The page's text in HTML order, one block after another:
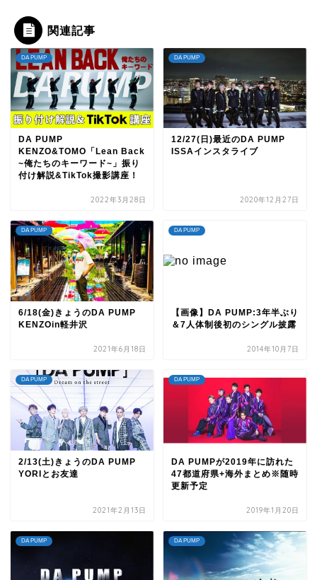
関連記事
DA PUMP
DA PUMP
KENZO&TOMO「Lean Back
~俺たちのキーワード~」振り
付け解説&TikTok撮影講座！
2022年3月28日
DA PUMP
12/27(日)最近のDA PUMP
ISSAインスタライブ
2020年12月27日
DA PUMP
6/18(金)きょうのDA PUMP
KENZOin軽井沢
2021年6月18日
DA PUMP
【画像】DA PUMP:3年半ぶり
＆7人体制後初のシングル披露
2014年10月7日
DA PUMP
2/13(土)きょうのDA PUMP
YORIとお友達
2021年2月13日
DA PUMP
DA PUMPが2019年に訪れた
47都道府県+海外まとめ※随時
更新予定
2019年1月20日
DA PUMP DA PUMP